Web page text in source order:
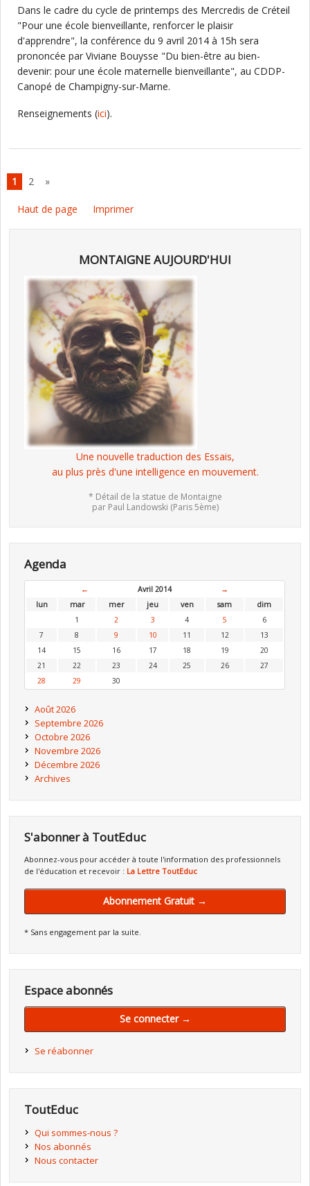
Dans le cadre du cycle de printemps des Mercredis de Créteil
"Pour une école bienveillante, renforcer le plaisir
d'apprendre", la conférence du 9 avril 2014 à 15h sera
prononcée par Viviane Bouysse "Du bien-être au bien-
devenir: pour une école maternelle bienveillante", au CDDP-
Canopé de Champigny-sur-Marne.
Renseignements (ici).
1 2 »
Haut de page Imprimer
MONTAIGNE AUJOURD'HUI
Une nouvelle traduction des Essais,
au plus près d'une intelligence en mouvement.
* Détail de la statue de Montaigne
par Paul Landowski (Paris 5ème)
Agenda
← Avril 2014
→
lun
mar mer jeu ven sam
dim
1
2 3 4 5
6
7
8 9 10 11 12
13
14
15 16 17 18 19
20
21
22 23 24 25 26
27
28
29 30
Août 2026
Septembre 2026
Octobre 2026
Novembre 2026
Décembre 2026
Archives
S'abonner à ToutEduc
Abonnez-vous pour accéder à toute l'information des professionnels
de l'éducation et recevoir : La Lettre ToutEduc
Abonnement Gratuit →
* Sans engagement par la suite.
Espace abonnés
Se connecter →
Se réabonner
ToutEduc
Qui sommes-nous ?
Nos abonnés
Nous contacter